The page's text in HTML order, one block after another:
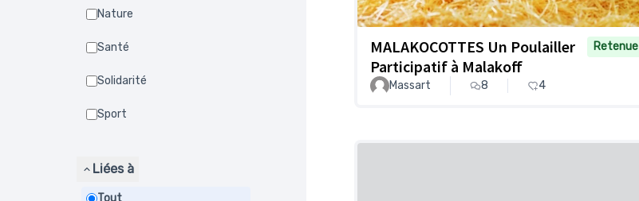
Nature
Santé
Solidarité
Sport
Liées à
Tout
MALAKOCOTTES Un Poulailler
Participatif à Malakoff
Retenue
Massart 8 4